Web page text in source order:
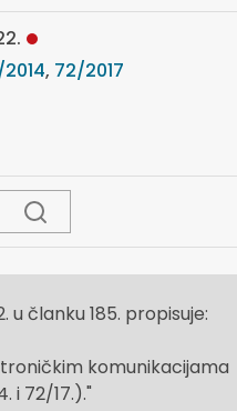
2014, 72/2017
u članku 185. propisuje:
komunikacijama
i 72/17.)."